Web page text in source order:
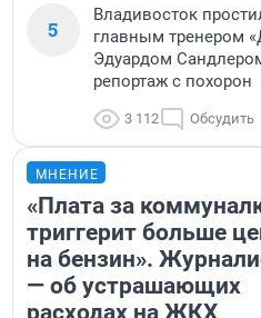
5
Владивосток
главным тренером
Эдуардом
репортаж с похорон
3 112 Обсудить
МНЕНИЕ
«Плата за
триггерит больше
на бензин».
— об устрашающих
расходах на ЖКХ